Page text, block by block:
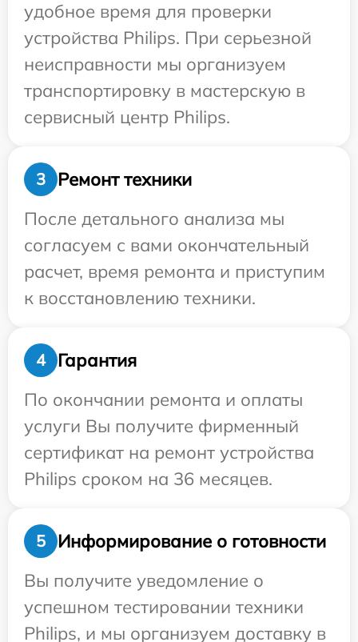
удобное время для проверки
устройства Philips. При серьезной
неисправности мы организуем
транспортировку в мастерскую в
сервисный центр Philips.
3
Ремонт техники
После детального анализа мы
согласуем с вами окончательный
расчет, время ремонта и приступим
к восстановлению техники.
4
Гарантия
По окончании ремонта и оплаты
услуги Вы получите фирменный
сертификат на ремонт устройства
Philips сроком на 36 месяцев.
5
Информирование о готовности
Вы получите уведомление о
успешном тестировании техники
Philips, и мы организуем доставку в